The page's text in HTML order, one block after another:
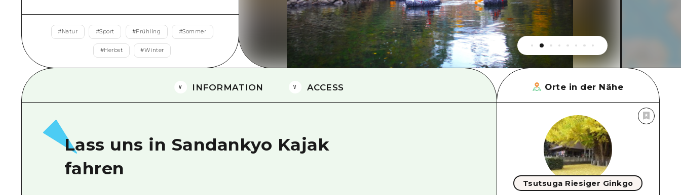
Östliches Yamaguchi
Ehime
Shimane
#Natur #Sport #Frühling #Sommer
#Herbst #Winter
INFORMATION ACCESS
Lass uns in Sandankyo Kajak
fahren
Orte in der Nähe
Tsutsuga Riesiger Ginkgo